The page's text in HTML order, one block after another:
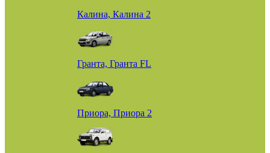
Калина, Калина 2
Гранта, Гранта FL
Приора, Приора 2